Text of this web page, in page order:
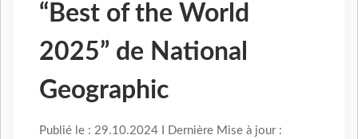
“Best of the World
2025” de National
Geographic
Publié le : 29.10.2024 I Dernière Mise à jour :